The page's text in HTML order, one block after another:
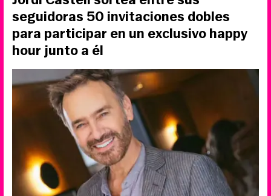
seguidoras 50 invitaciones dobles
para participar en un exclusivo happy
hour junto a él